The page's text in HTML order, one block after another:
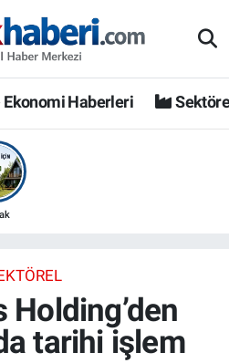
Ekonomi Haberleri
Holding’den
tarihi işlem